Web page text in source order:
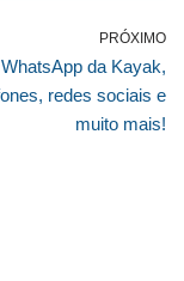
PRÓXIMO
WhatsApp da Kayak,
redes sociais e
muito mais!